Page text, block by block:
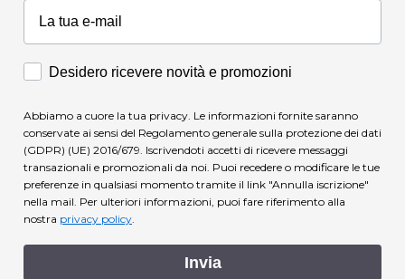
Accettazione Marketing
Desidero ricevere novità e promozioni
Abbiamo a cuore la tua privacy. Le informazioni fornite saranno
conservate ai sensi del Regolamento generale sulla protezione dei dati
(GDPR) (UE) 2016/679. Iscrivendoti accetti di ricevere messaggi
transazionali e promozionali da noi. Puoi recedere o modificare le tue
preferenze in qualsiasi momento tramite il link "Annulla iscrizione"
nella mail. Per ulteriori informazioni, puoi fare riferimento alla
nostra privacy policy.
Invia